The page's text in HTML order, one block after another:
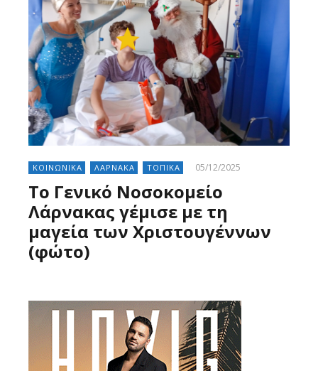
ΚΟΙΝΩΝΙΚΑ ΛΑΡΝΑΚΑ ΤΟΠΙΚΑ 05/12/2025
Το Γενικό Νοσοκομείο
Λάρνακας γέμισε με τη
μαγεία των Χριστουγέννων
(φώτο)